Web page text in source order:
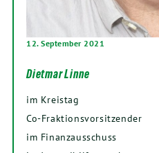
12. September 2021
Dietmar Linne
im Kreistag
Co-Fraktionsvorsitzender
im Finanzausschuss